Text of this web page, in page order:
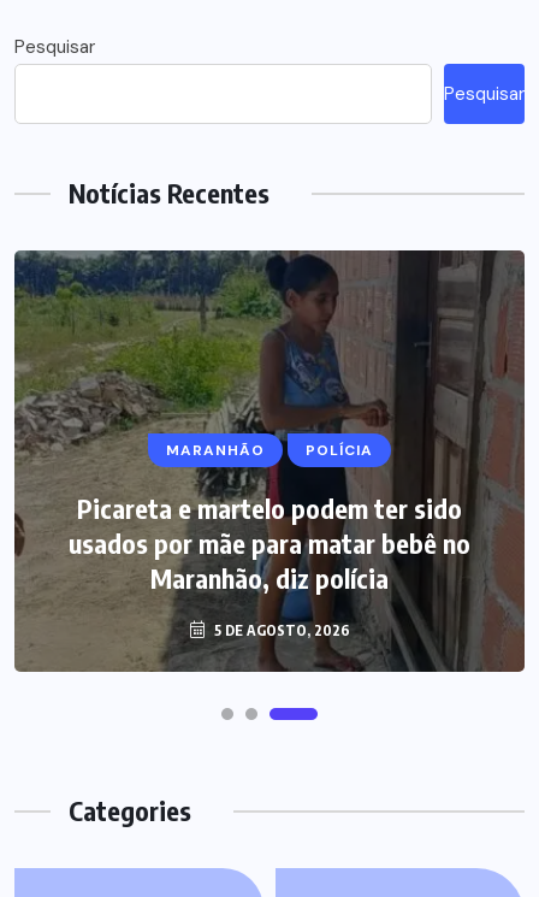
Pesquisar
Pesquisar
Notícias Recentes
MARANHÃO POLÍCIA
Picareta e martelo podem ter sido
usados por mãe para matar bebê no
Maranhão, diz polícia
5 DE AGOSTO, 2026
EDITORIAL DO DIA
DNIT fará manutenção na ponte do
Estreito dos Mosquitos nesta quinta-
feira (6); trânsito terá ‘Pare e Siga’ na
BR-135
6 DE AGOSTO, 2026
Categories